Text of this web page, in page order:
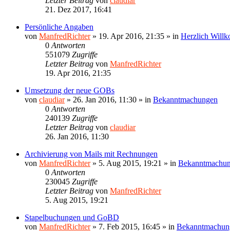
21. Dez 2017, 16:41
Persönliche Angaben
von ManfredRichter» 19. Apr 2016, 21:35 » in Herzlich
0 Antworten
551079 Zugriffe
Letzter Beitrag von ManfredRichter
19. Apr 2016, 21:35
Umsetzung der neue GOBs
von claudiar» 26. Jan 2016, 11:30 » in Bekanntmachungen
0 Antworten
240139 Zugriffe
Letzter Beitrag von claudiar
26. Jan 2016, 11:30
Archivierung von Mails mit Rechnungen
von ManfredRichter» 5. Aug 2015, 19:21 » in
0 Antworten
230045 Zugriffe
Letzter Beitrag von ManfredRichter
5. Aug 2015, 19:21
Stapelbuchungen und GoBD
von ManfredRichter» 7. Feb 2015, 16:45 » in